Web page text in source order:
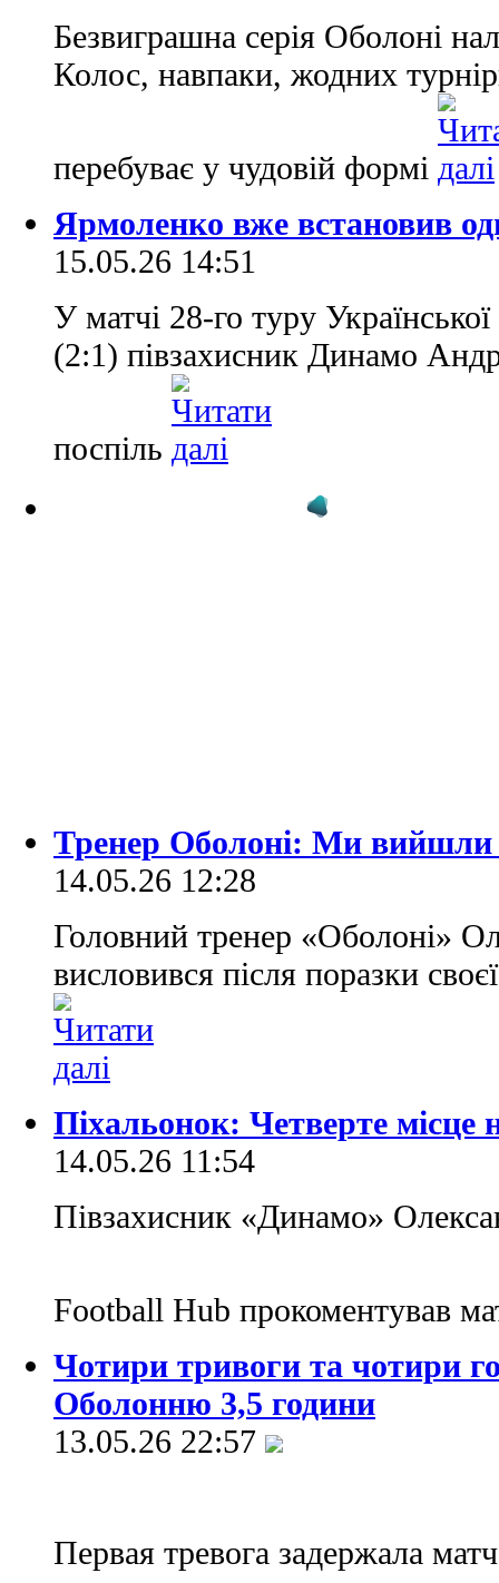
Безвиграшна серія Оболоні
Колос, навпаки, жодних
перебуває у чудовій формі
Ярмоленко вже встановив
15.05.26 14:51
У матчі 28-го туру
(2:1) півзахисник Динамо
поспіль
Тренер Оболоні: Ми вийшли
14.05.26 12:28
Головний тренер «Оболоні»
висловився після поразки
Піхальонок: Четверте
14.05.26 11:54
Півзахисник «Динамо»
Football Hub прокоментував
Чотири тривоги та чотири
Оболонню 3,5 години
13.05.26 22:57
Первая тревога задержала